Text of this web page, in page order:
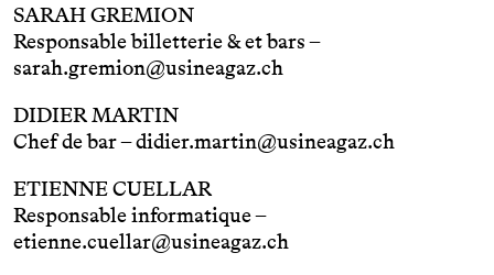
SARAH GREMION
Responsable billetterie & et bars –
sarah.gremion@usineagaz.ch
DIDIER MARTIN
Chef de bar –didier.martin@usineagaz.ch
ETIENNE CUELLAR
Responsable informatique –
etienne.cuellar@usineagaz.ch